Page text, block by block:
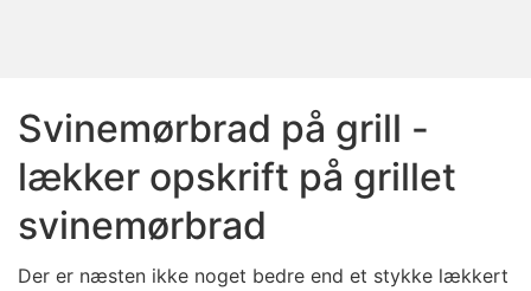
Svinemørbrad på grill -
lækker opskrift på grillet
svinemørbrad
Der er næsten ikke noget bedre end et stykke lækkert